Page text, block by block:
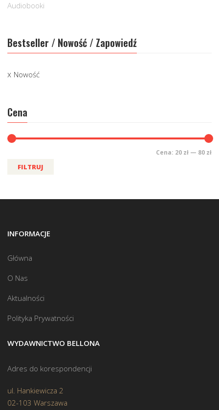
Audiobooki
Bestseller / Nowość / Zapowiedź
Nowość
Cena
FILTRUJ
Cena: 20 zł — 80 zł
INFORMACJE
Główna
O Nas
Aktualności
Polityka Prywatności
WYDAWNICTWO BELLONA
Adres do korespondencji
ul. Hankiewicza 2
02-103 Warszawa